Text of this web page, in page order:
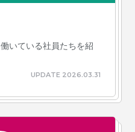
いている社員たちを紹
UPDATE 2026.03.31